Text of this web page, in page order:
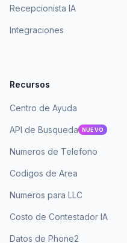
Recepcionista IA
Integraciones
Recursos
Centro de Ayuda
API de Busqueda NUEVO
Numeros de Telefono
Codigos de Area
Numeros para LLC
Costo de Contestador IA
Datos de Phone2